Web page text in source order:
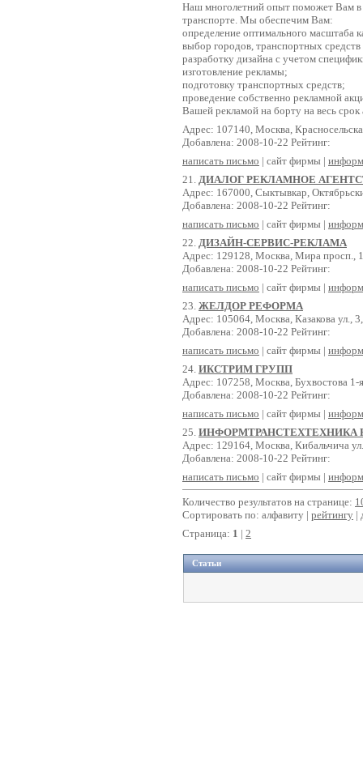
Наш многолетний опыт поможет Вам в
транспорте. Мы обеспечим Вам:
определение оптимального масштаба
выбор городов, транспортных
разработку дизайна с учетом
изготовление рекламы;
подготовку транспортных средств;
проведение собственно рекламной
Вашей рекламой на борту на весь срок
Адрес: 107140, Москва,
Добавлена: 2008-10-22 Рейтинг:
написать письмо | сайт фирмы |
21. ДИАЛОГ РЕКЛАМНОЕ
Адрес: 167000, Сыктывкар,
Добавлена: 2008-10-22 Рейтинг:
написать письмо | сайт фирмы |
22. ДИЗАЙН-СЕРВИС-РЕКЛАМА
Адрес: 129128, Москва, Мира просп.,
Добавлена: 2008-10-22 Рейтинг:
написать письмо | сайт фирмы |
23. ЖЕЛДОР РЕФОРМА
Адрес: 105064, Москва, Казакова ул.,
Добавлена: 2008-10-22 Рейтинг:
написать письмо | сайт фирмы |
24. ИКСТРИМ ГРУПП
Адрес: 107258, Москва, Бухвостова
Добавлена: 2008-10-22 Рейтинг:
написать письмо | сайт фирмы |
25. ИНФОРМТРАНСТЕХТЕХНИКА
Адрес: 129164, Москва, Кибальчича
Добавлена: 2008-10-22 Рейтинг:
написать письмо | сайт фирмы |
Количество результатов на странице:
Сортировать по: алфавиту | рейтингу |
Страница: 1 | 2
Статьи